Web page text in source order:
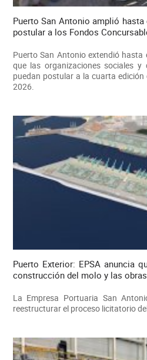
Puerto San Antonio amplió
postular a los Fondos
Puerto San Antonio extendió hasta
que las organizaciones sociales
puedan postular a la cuarta
2026.
Puerto Exterior: EPSA anuncia
construcción del molo y las
La Empresa Portuaria San
reestructurar el proceso licitatorio